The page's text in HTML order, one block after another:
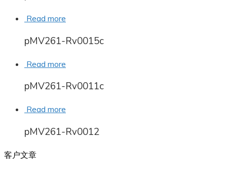
Read more
pMV261-Rv0015c
Read more
pMV261-Rv0011c
Read more
pMV261-Rv0012
客户文章